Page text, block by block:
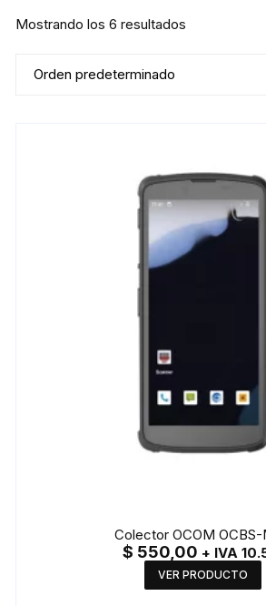
Mostrando los 6 resultados
Colector OCOM
$ 550,00 + IVA
VER PRODUCTO